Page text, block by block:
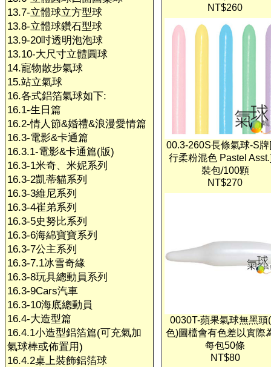
13.7-立體球立方型球
13.8-立體球鑽石型球
13.9-20吋透明泡泡球
13.10-大尺寸立體圓球
14.寵物散步氣球
15.站立氣球
16.各式鋁箔氣球如下:
16.1-生日篇
16.2-情人節&婚禮&浪漫愛情篇
16.3-電影&卡通篇
16.3.1-電影&卡通篇(版)
16.3-1米奇、米妮系列
16.3-2凱蒂貓系列
16.3-3維尼系列
16.3-4崔弟系列
16.3-5史努比系列
16.3-6海綿寶寶系列
16.3-7公主系列
16.3-7.1冰雪奇緣
16.3-8玩具總動員系列
16.3-9Cars汽車
16.3-10海底總動員
16.4-大造型篇
16.4.1小造型鋁箔篇(可充氣加
氣球棒或佈置用)
16.4.2桌上裝飾鋁箔球
NT$260
00.3-260S長條氣球-S牌
行柔粉混色 Pastel
裝包/100顆
NT$270
0030T-蘋果氣球無黑頭
色)圖檔會有色差以實際
每包50條
NT$80